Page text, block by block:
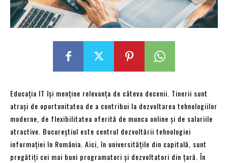
Educația IT își menține relevanța de câteva decenii. Tinerii sunt
atrași de oportunitatea de a contribui la dezvoltarea tehnologiilor
moderne, de flexibilitatea oferită de munca online și de salariile
atractive. Bucureștiul este centrul dezvoltării tehnologiei
informației în România. Aici, în universitățile din capitală, sunt
pregătiți cei mai buni programatori și dezvoltatori din țară. În